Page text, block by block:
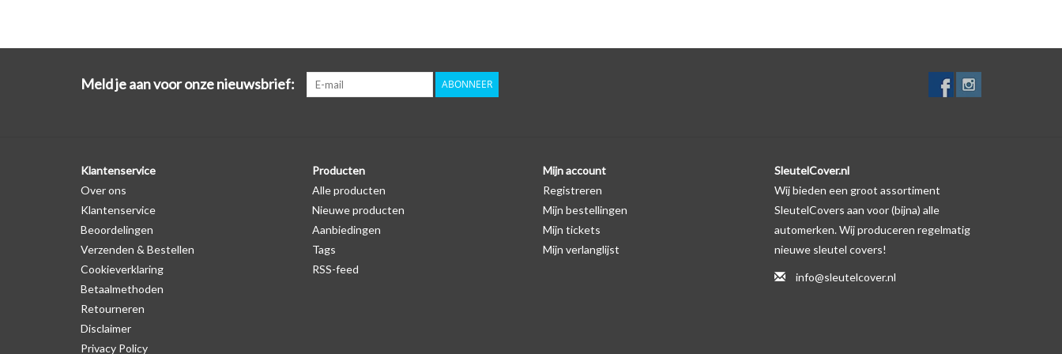
autosleutel hoesje, waardoor het logo in de meeste gevallen op de originele autosleutel behuizing wel
zichtbaar is. U kunt dit zelf nagaan door op de productfoto te kijken of er een logo zichtbaar is.
Merk: SleutelCover
Geschikt voor: Skoda
Gewicht: 20g
Meld je aan voor onze nieuwsbrief: ABONNEER
Klantenservice
Over ons
Klantenservice
Beoordelingen
Verzenden & Bestellen
Cookieverklaring
Betaalmethoden
Retourneren
Disclaimer
Privacy Policy
Producten
Alle producten
Nieuwe producten
Aanbiedingen
Tags
RSS-feed
Mijn account
Registreren
Mijn bestellingen
Mijn tickets
Mijn verlanglijst
SleutelCover.nl
Wij bieden een groot assortiment
SleutelCovers aan voor (bijna) alle
automerken. Wij produceren regelmatig
nieuwe sleutel covers!
info@sleutelcover.nl